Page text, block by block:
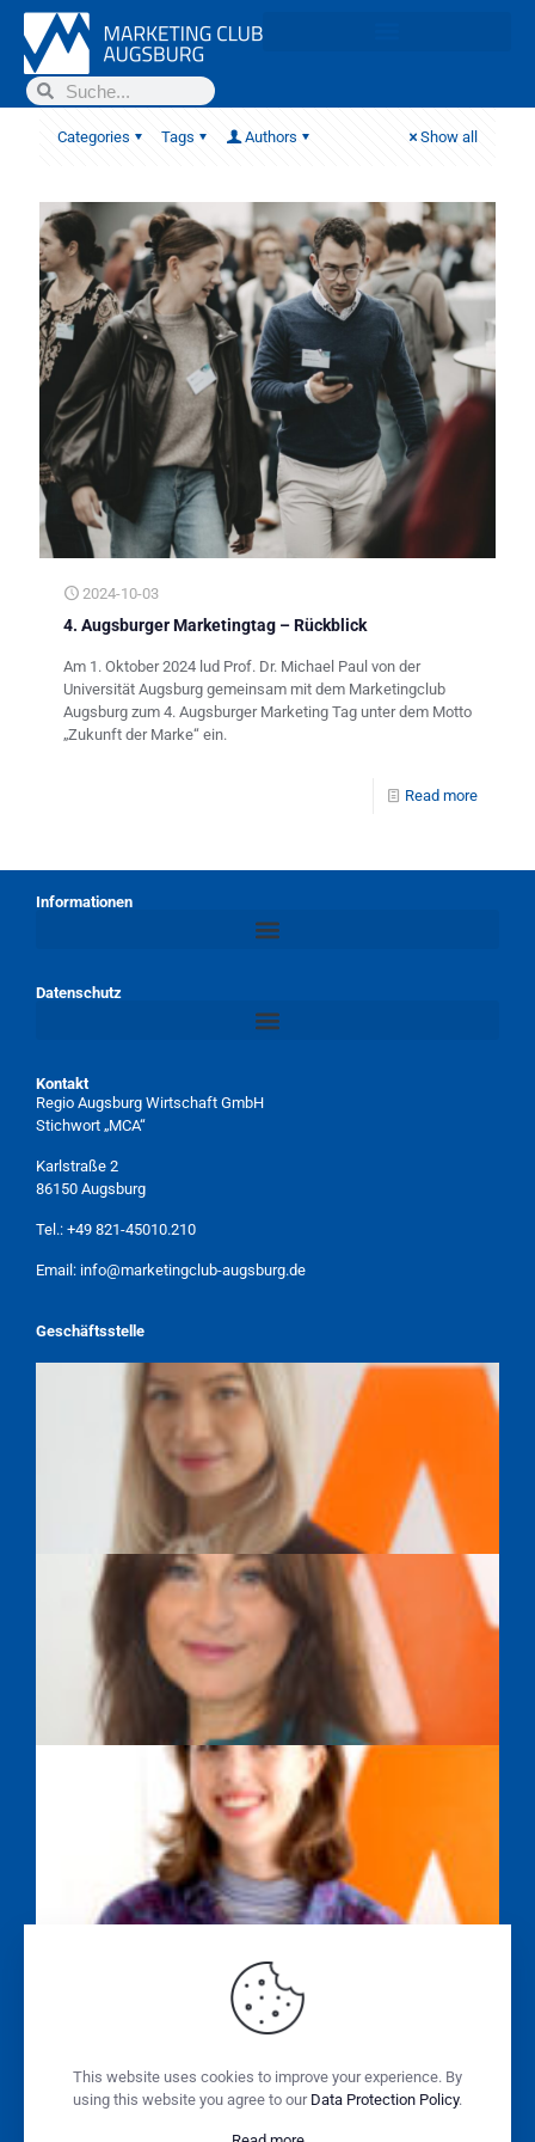
Categories Tags Authors Show all
2024-10-03
4. Augsburger Marketingtag – Rückblick
Am 1. Oktober 2024 lud Prof. Dr. Michael Paul von der
Universität Augsburg gemeinsam mit dem Marketingclub
Augsburg zum 4. Augsburger Marketing Tag unter dem Motto
„Zukunft der Marke“ ein.
Read more
Informationen
Datenschutz
Kontakt
Regio Augsburg Wirtschaft GmbH
Stichwort „MCA“
Karlstraße 2
86150 Augsburg
Tel.: +49 821-45010.210
Email: info@marketingclub-augsburg.de
Geschäftsstelle
TAMARA WEBER
SAYEH FARAHPOUR
ALISSA WASILEWSKI
SABINE SONNENSCHEIN
This website uses cookies to improve your experience. By
using this website you agree to our Data Protection Policy.